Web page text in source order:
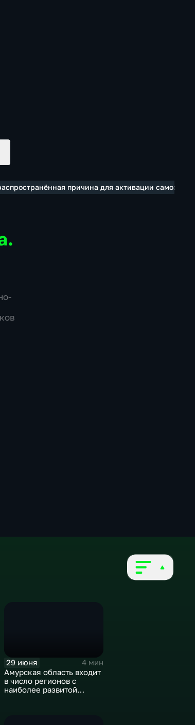
причина для активации
29 июня
4 мин
Амурская область входит
в число регионов с
наиболее развитой